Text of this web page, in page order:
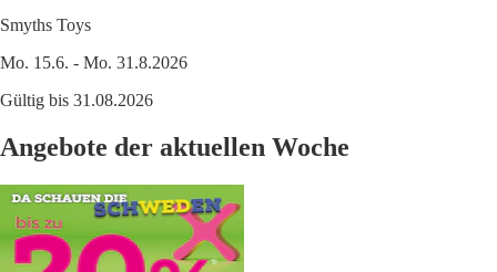
Smyths Toys
Mo. 15.6. - Mo. 31.8.2026
Gültig bis 31.08.2026
Angebote der aktuellen Woche